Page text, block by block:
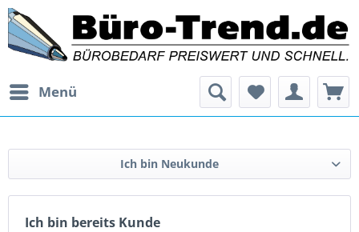
Menü
Ich bin Neukunde
Ich bin bereits Kunde